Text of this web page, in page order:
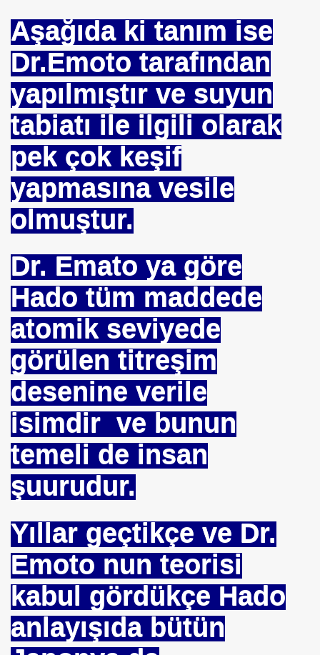
Aşağıda ki tanım ise
Dr.Emoto tarafından
yapılmıştır ve suyun
tabiatı ile ilgili olarak
pek çok keşif
yapmasına vesile
olmuştur.
Dr. Emato ya göre
Hado tüm maddede
atomik seviyede
görülen titreşim
desenine verile
isimdir ve bunun
temeli de insan
şuurudur.
Yıllar geçtikçe ve Dr.
Emoto nun teorisi
kabul gördükçe Hado
anlayışıda bütün
KARIŞIMI
ÖRGÜTÜ ALPER TAN
Yola Çıkan Islamcılar Şimdi Yokolışlarının Hikayesini
Makinası
HOROZ TILKI HIKAYESI
SIRA REÇEPTE
İŞE BAŞLAMAK